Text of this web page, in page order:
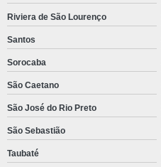
Motor cat
Motor caterpillar 4 cilindros
Motor caterpillar 6 cilindros
Motor caterpillar marítimo
Riviera de São Lourenço
Santos
Sorocaba
São Caetano
São José do Rio Preto
São Sebastião
Taubaté